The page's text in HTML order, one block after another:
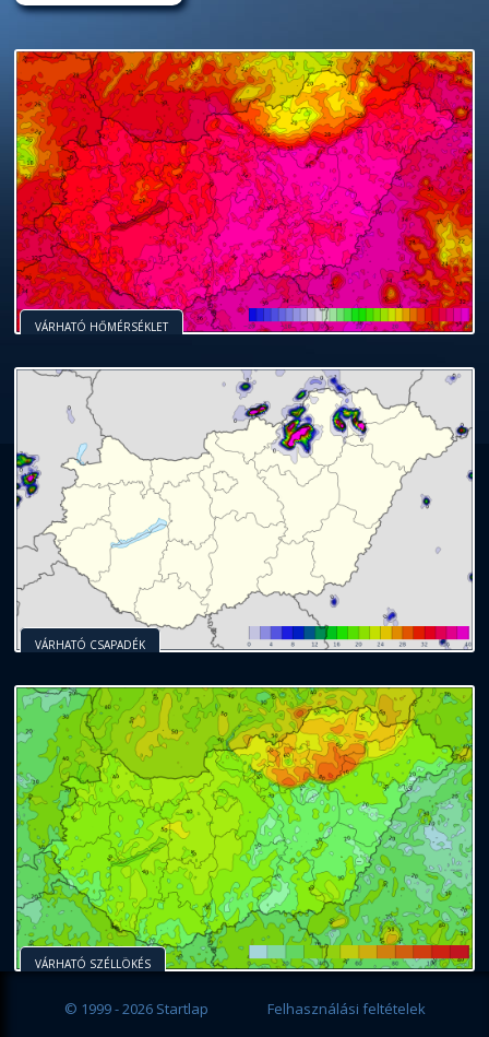
VÁRHATÓ HŐMÉRSÉKLET
VÁRHATÓ CSAPADÉK
VÁRHATÓ SZÉLLÖKÉS
© 1999 - 2026 Startlap Felhasználási feltételek